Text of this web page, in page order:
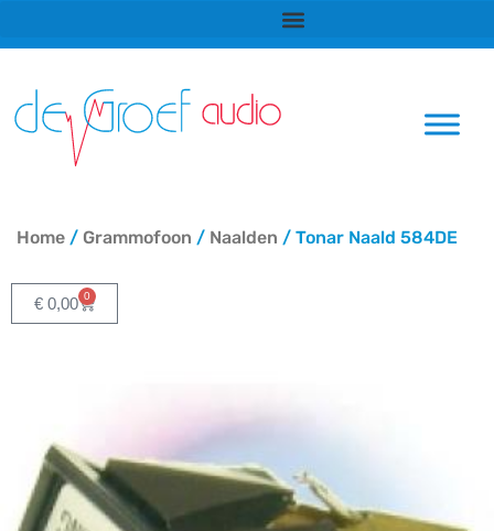
naar
inhoud
Home / Grammofoon / Naalden / Tonar Naald 584DE
€ 0,00 0
Winkelwagen